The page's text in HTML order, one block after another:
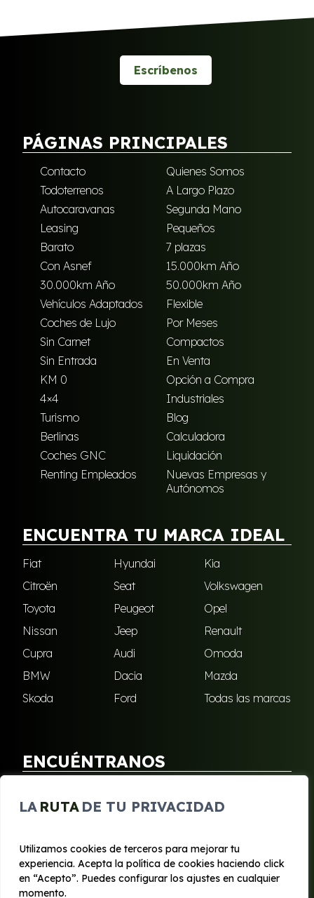
LA RUTA DE TU PRIVACIDAD
Utilizamos cookies de terceros para mejorar tu
experiencia. Acepta la política de cookies haciendo click
en “Acepto”. Puedes configurar los ajustes en cualquier
momento.
Escríbenos
PÁGINAS PRINCIPALES
Contacto
Quienes Somos
Todoterrenos
A Largo Plazo
Autocaravanas
Segunda Mano
Leasing
Pequeños
Barato
7 plazas
Con Asnef
15.000km Año
30.000km Año
50.000km Año
Vehículos Adaptados
Flexible
Coches de Lujo
Por Meses
Sin Carnet
Compactos
Sin Entrada
En Venta
KM 0
Opción a Compra
4×4
Industriales
Turismo
Blog
Berlinas
Calculadora
Coches GNC
Liquidación
Renting Empleados
Nuevas Empresas y
Autónomos
ENCUENTRA TU MARCA IDEAL
Fiat Hyundai
Kia
Citroën
Seat
Volkswagen
Toyota
Peugeot
Opel
Nissan
Jeep
Renault
Cupra
Audi
Omoda
BMW
Dacia
Mazda
Skoda
Ford Todas las marcas
ENCUÉNTRANOS
Sangonera Verde
Santa Cruz
© 2020 - 2026 Segura Renting
Aviso legal y Privacidad